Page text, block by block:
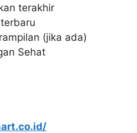
terakhir
(jika ada)
Sehat